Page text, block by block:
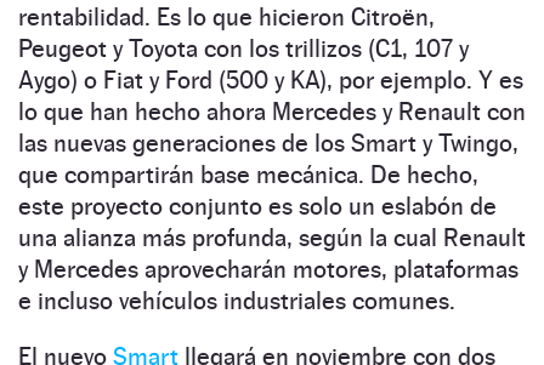
rentabilidad. Es lo que hicieron Citroën,
Peugeot y Toyota con los tri­­llizos (C1, 107 y
Aygo) o Fiat y Ford (500 y KA), por ejemplo. Y es
lo que han hecho ahora Mercedes y Renault con
las nuevas generaciones de los Smart y Twingo,
que compartirán base mecánica. De hecho,
este proyecto conjunto es solo un eslabón de
una alianza más profunda, según la cual Renault
y Mercedes aprovecharán motores, plataformas
e incluso vehículos industriales comunes.
El nuevo Smart llegará en noviembre con dos